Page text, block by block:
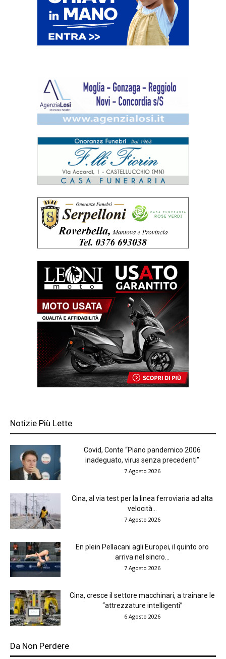
Notizie Più Lette
Covid, Conte “Piano pandemico 2006
inadeguato, virus senza precedenti”
7 Agosto 2026
Cina, al via test per la linea ferroviaria ad alta
velocità...
7 Agosto 2026
En plein Pellacani agli Europei, il quinto oro
arriva nel sincro...
7 Agosto 2026
Cina, cresce il settore macchinari, a trainare le
“attrezzature intelligenti”
6 Agosto 2026
Da Non Perdere